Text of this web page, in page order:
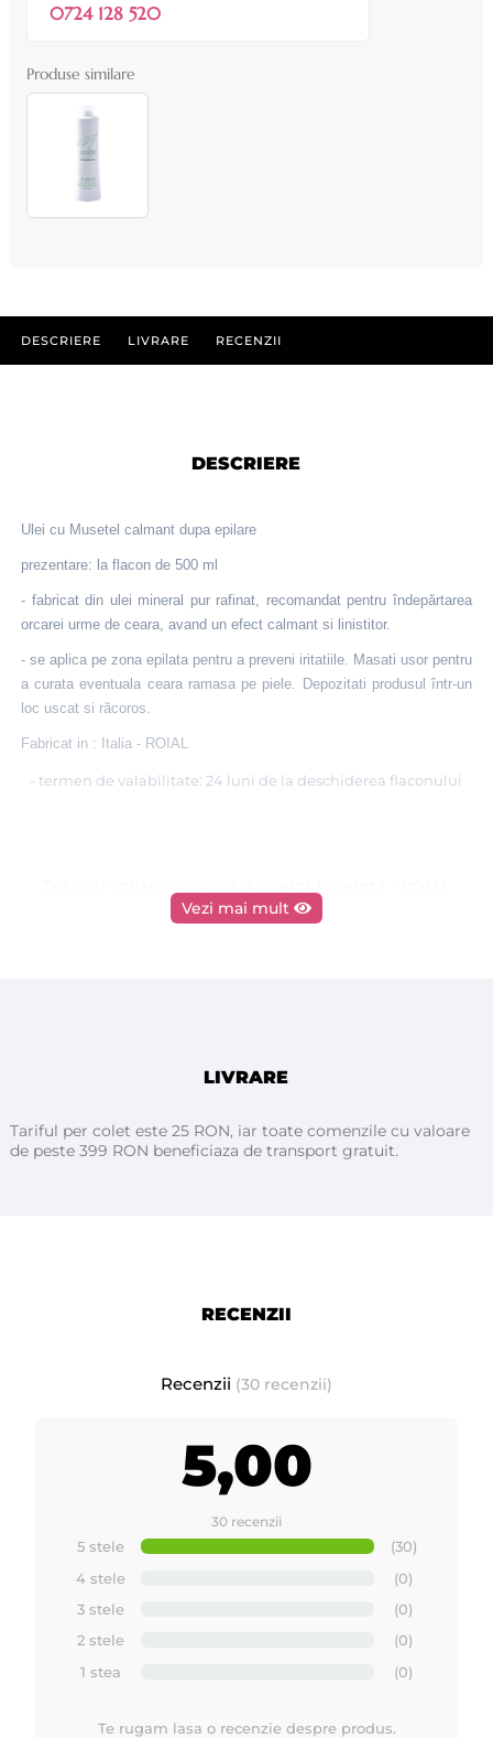
0724 128 520
Produse similare
DESCRIERE LIVRARE RECENZII
DESCRIERE
Ulei cu Musetel calmant dupa epilare
prezentare: la flacon de 500 ml
- fabricat din ulei mineral pur rafinat, recomandat pentru îndepărtarea
orcarei urme de ceara, avand un efect calmant si linistitor.
- se aplica pe zona epilata pentru a preveni iritatiile. Masati usor pentru
a curata eventuala ceara ramasa pe piele. Depozitati produsul într-un
loc uscat si răcoros.
Fabricat in : Italia - ROIAL
- termen de valabilitate: 24 luni de la deschiderea flaconului
Italia
ROIAL Italia
Vezi mai mult
LIVRARE
Tariful per colet este 25 RON, iar toate comenzile cu valoare
de peste 399 RON beneficiaza de transport gratuit.
RECENZII
Recenzii (30 recenzii)
5,00
30 recenzii
5 stele
(30)
4 stele
(0)
3 stele
(0)
2 stele
(0)
1 stea
(0)
Te rugam lasa o recenzie despre produs.